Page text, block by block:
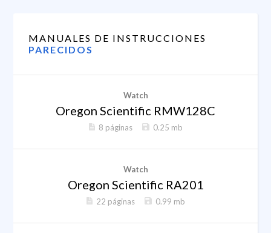
MANUALES DE INSTRUCCIONES
PARECIDOS
Watch
Oregon Scientific RMW128C
8 páginas 0.25 mb
Watch
Oregon Scientific RA201
22 páginas 0.99 mb